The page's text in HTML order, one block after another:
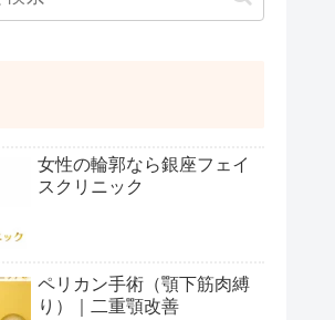
女性の輪郭なら銀座フェイ
スクリニック
ペリカン手術（顎下筋肉縛
り）｜二重顎改善